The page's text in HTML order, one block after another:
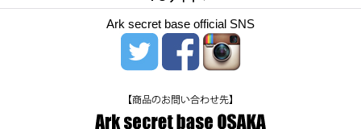
Ark secret base official SNS